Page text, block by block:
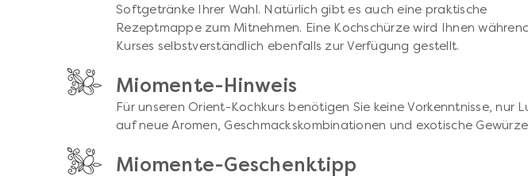
Softgetränke Ihrer Wahl. Natürlich gibt es auch eine praktische
Rezeptmappe zum Mitnehmen. Eine Kochschürze wird Ihnen
Kurses selbstverständlich ebenfalls zur Verfügung gestellt.
Miomente-Hinweis
Für unseren Orient-Kochkurs benötigen Sie keine Vorkenntnisse, nur
auf neue Aromen, Geschmackskombinationen und exotische
Miomente-Geschenktipp